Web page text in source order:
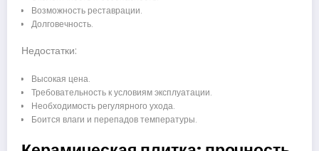
Возможность реставрации.
Долговечность.
Недостатки:
Высокая цена.
Требовательность к условиям эксплуатации.
Необходимость регулярного ухода.
Боится влаги и перепадов температуры.